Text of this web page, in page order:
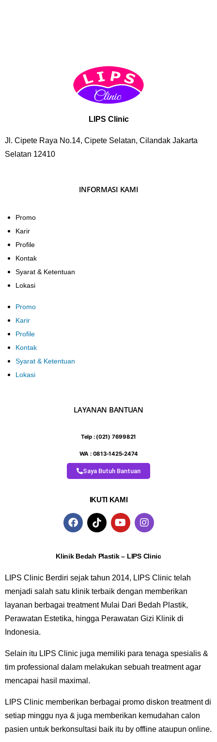
LIPS Clinic
Jl. Cipete Raya No.14, Cipete Selatan, Cilandak Jakarta
Selatan 12410
INFORMASI KAMI
Promo
Karir
Profile
Kontak
Syarat & Ketentuan
Lokasi
Promo
Karir
Profile
Kontak
Syarat & Ketentuan
Lokasi
LAYANAN BANTUAN
Telp : (021) 7699821
WA : 0813-1425-2474
Saya Butuh Bantuan
IKUTI KAMI
Klinik Bedah Plastik – LIPS Clinic
LIPS Clinic Berdiri sejak tahun 2014, LIPS Clinic telah
menjadi salah satu klinik terbaik dengan memberikan
layanan berbagai treatment Mulai Dari Bedah Plastik,
Perawatan Estetika, hingga Perawatan Gizi Klinik di
Indonesia.
Selain itu LIPS Clinic juga memiliki para tenaga spesialis &
tim professional dalam melakukan sebuah treatment agar
mencapai hasil maximal.
LIPS Clinic memberikan berbagai promo diskon treatment di
setiap minggu nya & juga memberikan kemudahan calon
pasien untuk berkonsultasi baik itu by offline ataupun online.